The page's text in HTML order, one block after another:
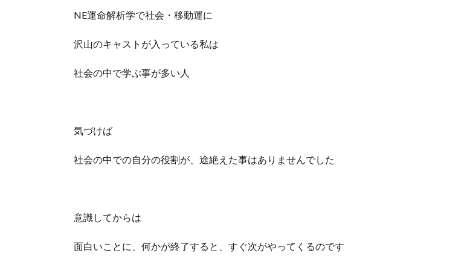
NE運命解析学で社会・移動運に
沢山のキャストが入っている私は
社会の中で学ぶ事が多い人
気づけば
社会の中での自分の役割が、途絶えた事はありませんでした
意識してからは
面白いことに、何かが終了すると、すぐ次がやってくるのです